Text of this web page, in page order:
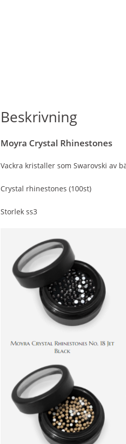
Beskrivning
Moyra Crystal Rhinestones
Vackra kristaller som Swarovski av
Crystal rhinestones (100st)
Storlek ss3